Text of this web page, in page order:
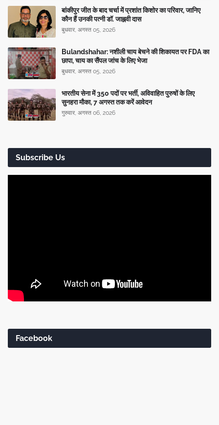
बांकीपुर जीत के बाद चर्चा में प्रशांत किशोर का परिवार, जानिए
कौन हैं उनकी पत्नी डॉ. जाह्नवी दास
बुधवार, अगस्त 05, 2026
Bulandshahar: नशीली चाय बेचने की शिकायत पर FDA का
छापा, चाय का सैंपल जांच के लिए भेजा
बुधवार, अगस्त 05, 2026
भारतीय सेना में 350 पदों पर भर्ती, अविवाहित पुरुषों के लिए
सुनहरा मौका, 7 अगस्त तक करें आवेदन
गुरुवार, अगस्त 06, 2026
Subscribe Us
Facebook